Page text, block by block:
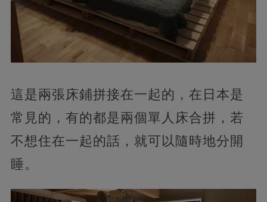
這是兩張床鋪拼接在一起的，在日本是
常見的，有的都是兩個單人床合拼，若
不想住在一起的話，就可以隨時地分開
睡。